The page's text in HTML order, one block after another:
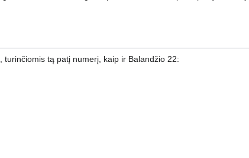
turinčiomis tą patį numerį, kaip ir Balandžio 22: